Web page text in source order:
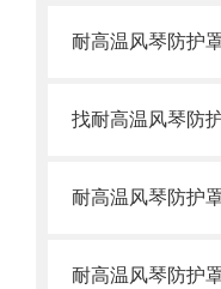
耐高温风琴防护
找耐高温风琴防
耐高温风琴防护
耐高温风琴防护